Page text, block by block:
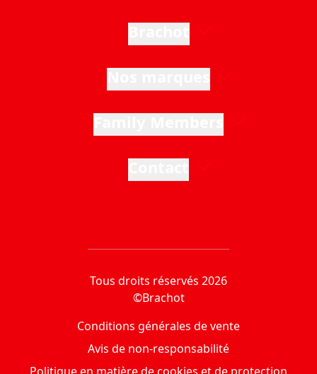
Tous droits réservés 2026
©Brachot
Conditions générales de vente
Avis de non-responsabilité